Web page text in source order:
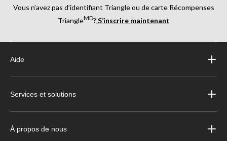
Vous n’avez pas d’identifiant Triangle ou de carte Récompenses
TriangleMD? S’inscrire maintenant
Aide
Services et solutions
À propos de nous